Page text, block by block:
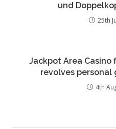
und
25th
Jackpot Area
revolves
4th